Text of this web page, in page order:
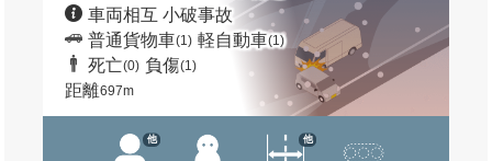
車両相互 小破事故
普通貨物車(1) 軽自動車(1)
死亡(0) 負傷(1)
距離697m
他 他